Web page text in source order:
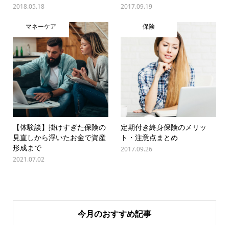
2018.05.18 2017.09.19
マネーケア
【体験談】掛けすぎた保険の
見直しから浮いたお金で資産
形成まで
2021.07.02
保険
定期付き終身保険のメリッ
ト・注意点まとめ
2017.09.26
今月のおすすめ記事